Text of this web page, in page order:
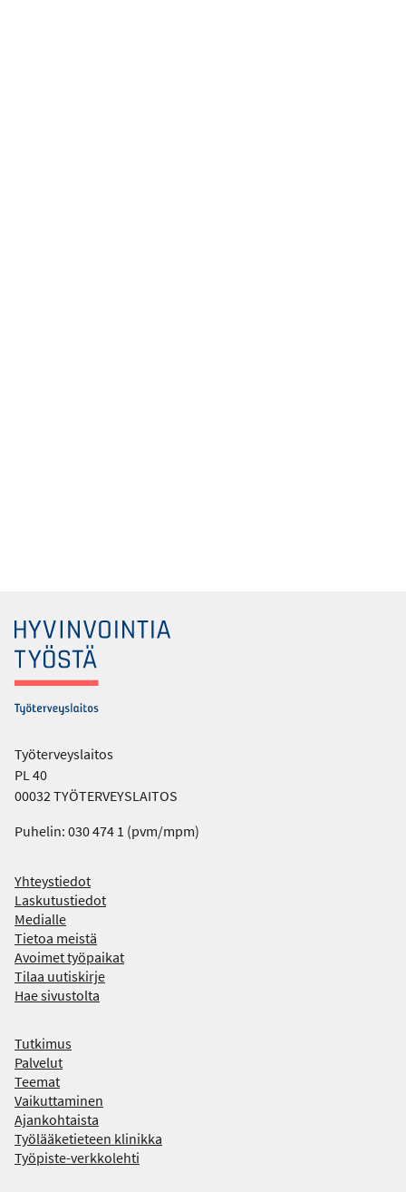
Työterveyslaitos
PL 40
00032 TYÖTERVEYSLAITOS
Puhelin: 030 474 1 (pvm/mpm)
Yhteystiedot
Laskutustiedot
Medialle
Tietoa meistä
Avoimet työpaikat
Tilaa uutiskirje
Hae sivustolta
Tutkimus
Palvelut
Teemat
Vaikuttaminen
Ajankohtaista
Työlääketieteen klinikka
Työpiste-verkkolehti